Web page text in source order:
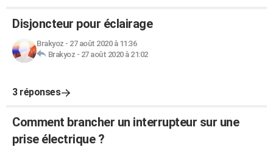
Disjoncteur pour éclairage
Brakyoz - 27 août 2020 à 11:36
Brakyoz - 27 août 2020 à 21:02
3 réponses
Comment brancher un interrupteur sur une
prise électrique ?